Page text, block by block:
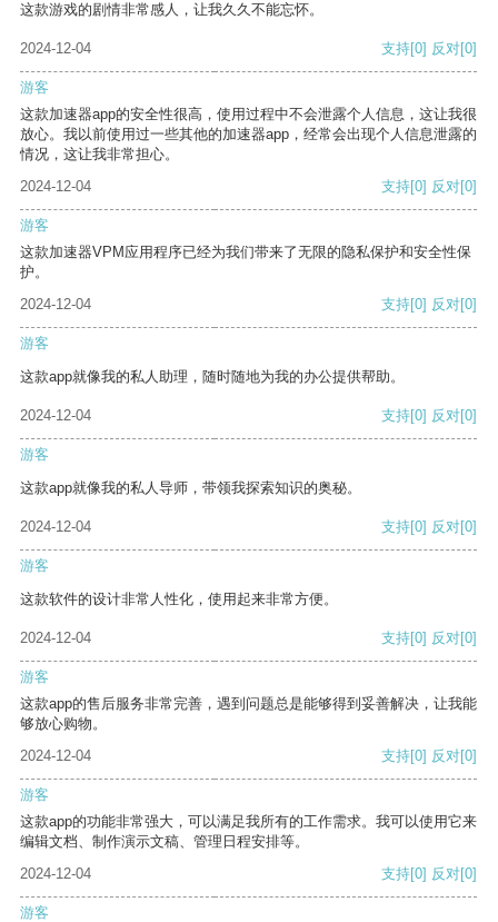
这款游戏的剧情非常感人，让我久久不能忘怀。
2024-12-04 支持[0] 反对[0]
游客
这款加速器app的安全性很高，使用过程中不会泄露个人信息，这让我很
放心。我以前使用过一些其他的加速器app，经常会出现个人信息泄露的
情况，这让我非常担心。
2024-12-04
支持[0] 反对[0]
游客
这款加速器VPM应用程序已经为我们带来了无限的隐私保护和安全性保
护。
2024-12-04
支持[0] 反对[0]
游客
这款app就像我的私人助理，随时随地为我的办公提供帮助。
2024-12-04 支持[0] 反对[0]
游客
这款app就像我的私人导师，带领我探索知识的奥秘。
2024-12-04 支持[0] 反对[0]
游客
这款软件的设计非常人性化，使用起来非常方便。
2024-12-04 支持[0] 反对[0]
游客
这款app的售后服务非常完善，遇到问题总是能够得到妥善解决，让我能
够放心购物。
2024-12-04
支持[0] 反对[0]
游客
这款app的功能非常强大，可以满足我所有的工作需求。我可以使用它来
编辑文档、制作演示文稿、管理日程安排等。
2024-12-04
支持[0] 反对[0]
游客